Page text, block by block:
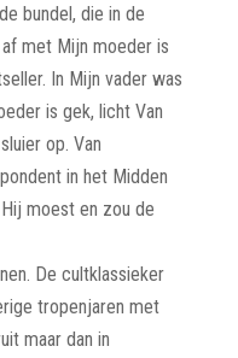
bundel, die in de
met Mijn moeder is
In Mijn vader was
is gek, licht Van
op. Van
in het Midden
moest en zou de
De cultklassieker
tropenjaren met
maar dan in